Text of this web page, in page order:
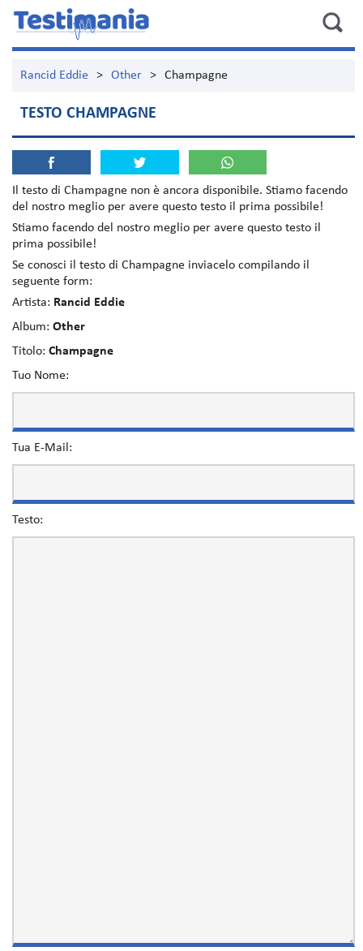
Rancid Eddie > Other > Champagne
TESTO CHAMPAGNE
Il testo di Champagne non è ancora disponibile. Stiamo facendo
del nostro meglio per avere questo testo il prima possibile!
Stiamo facendo del nostro meglio per avere questo testo il
prima possibile!
Se conosci il testo di Champagne inviacelo compilando il
seguente form:
Artista: Rancid Eddie
Album: Other
Titolo: Champagne
Tuo Nome:
Tua E-Mail:
Testo: